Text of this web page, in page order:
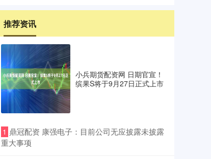
推荐资讯
小兵期货配资网 日期官宣！
缤果S将于9月27日正式上市
1 ​鼎冠配资 康强电子：目前公司无应披露未披露
重大事项